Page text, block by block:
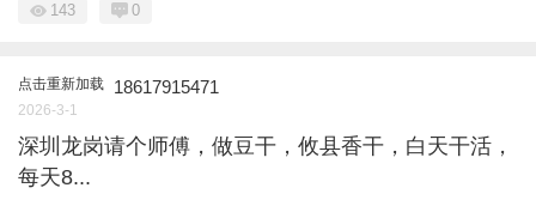
143 0
点击重新加载 18617915471
2026-3-1
深圳龙岗请个师傅，做豆干，攸县香干，白天干活，
每天8...